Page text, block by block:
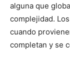
alguna que
complejidad.
cuando
completan y se